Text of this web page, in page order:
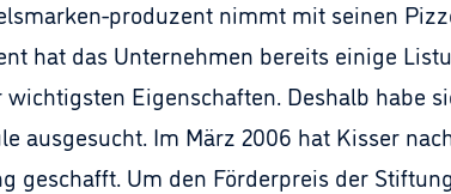
produzent nimmt mit seinen
hat das Unternehmen bereits einige
Eigenschaften. Deshalb habe
ausgesucht. Im März 2006 hat Kisser
geschafft. Um den Förderpreis der